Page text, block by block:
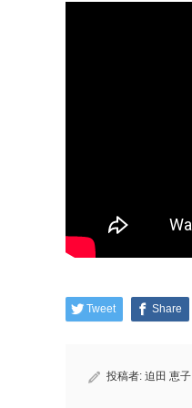
Tweet Share
投稿者: 迫田 恵子